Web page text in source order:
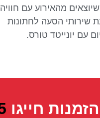
שיוצאים מהאירוע עם חוויה
שירותי הסעה לחתונות
עם יונייטד טורס.
חייגו